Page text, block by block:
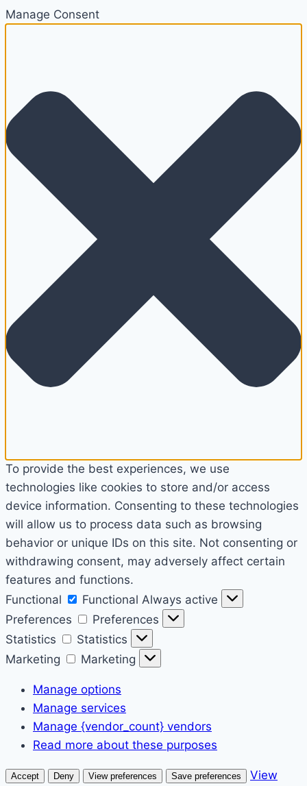
Manage Consent
To provide the best experiences, we use
technologies like cookies to store and/or access
device information. Consenting to these technologies
will allow us to process data such as browsing
behavior or unique IDs on this site. Not consenting or
withdrawing consent, may adversely affect certain
features and functions.
Functional
Functional Always active
Preferences
Preferences
Statistics
Statistics
Marketing
Marketing
Manage options
Manage services
Manage {vendor_count} vendors
Read more about these purposes
Accept Deny View preferences Save preferences
View